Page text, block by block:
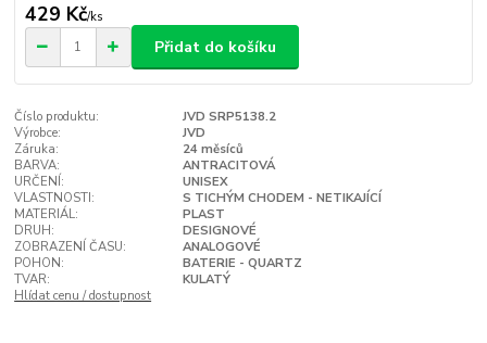
429 Kč/ks
Přidat do košíku
Číslo produktu:
JVD SRP5138.2
Výrobce:
JVD
Záruka:
24 měsíců
BARVA:
ANTRACITOVÁ
URČENÍ:
UNISEX
VLASTNOSTI:
S TICHÝM CHODEM - NETIKAJÍCÍ
MATERIÁL:
PLAST
DRUH:
DESIGNOVÉ
ZOBRAZENÍ ČASU:
ANALOGOVÉ
POHON:
BATERIE - QUARTZ
TVAR:
KULATÝ
Hlídat cenu / dostupnost